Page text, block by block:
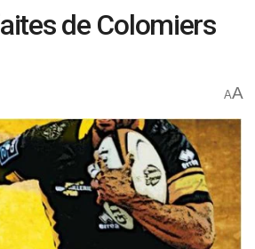
de Colomiers
AA